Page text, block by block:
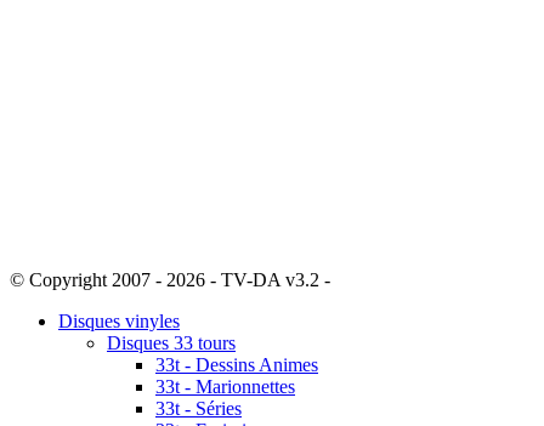
© Copyright 2007 - 2026 - TV-DA v3.2 -
Disques vinyles
Disques 33 tours
33t - Dessins Animes
33t - Marionnettes
33t - Séries